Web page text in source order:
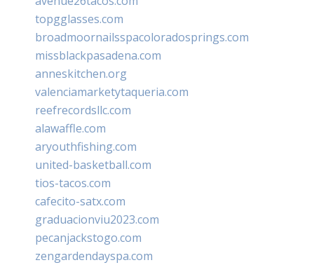
topgglasses.com
broadmoornailsspacoloradosprings.com
missblackpasadena.com
anneskitchen.org
valenciamarketytaqueria.com
reefrecordsllc.com
alawaffle.com
aryouthfishing.com
united-basketball.com
tios-tacos.com
cafecito-satx.com
graduacionviu2023.com
pecanjackstogo.com
zengardendayspa.com